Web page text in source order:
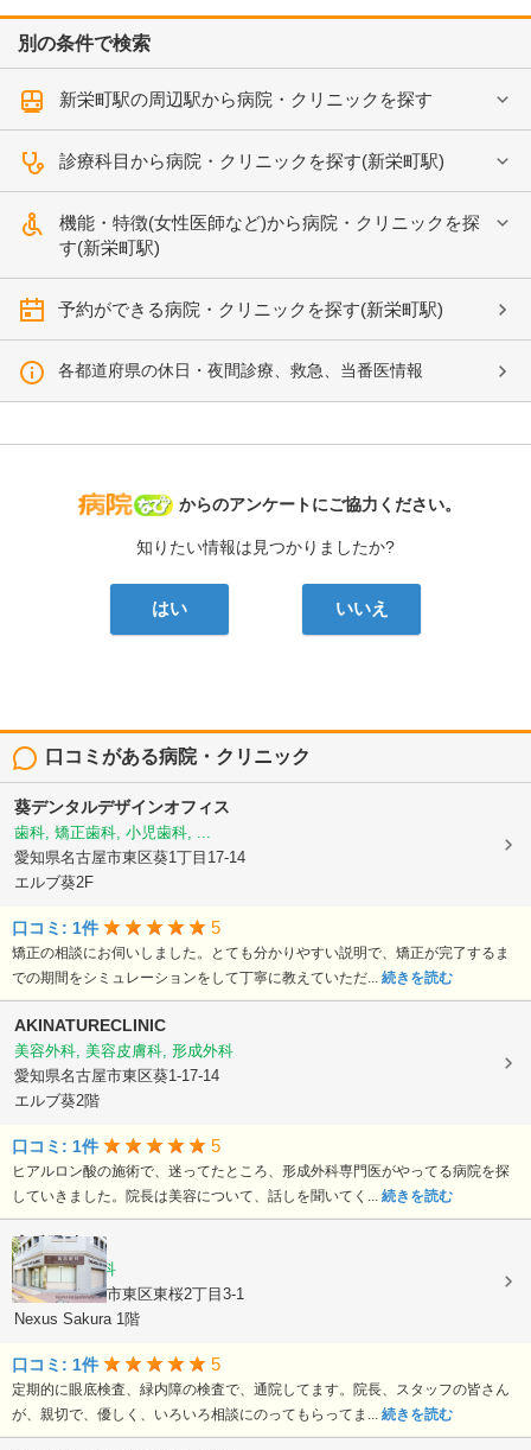
別の条件で検索
新栄町駅の周辺駅から病院・クリニックを探す
診療科目から病院・クリニックを探す(新栄町駅)
機能・特徴(女性医師など)から病院・クリニックを探
す(新栄町駅)
予約ができる病院・クリニックを探す(新栄町駅)
各都道府県の休日・夜間診療、救急、当番医情報
病院なび
からのアンケートにご協力ください。
知りたい情報は見つかりましたか?
はい いいえ
口コミがある病院・クリニック
葵デンタルデザインオフィス
歯科, 矯正歯科, 小児歯科, ...
愛知県名古屋市東区葵1丁目17-14
エルブ葵2F
口コミ: 1件 5
矯正の相談にお伺いしました。とても分かりやすい説明で、矯正が完了するま
での期間をシミュレーションをして丁寧に教えていただ... 続きを読む
AKINATURECLINIC
美容外科, 美容皮膚科, 形成外科
愛知県名古屋市東区葵1-17-14
エルブ葵2階
口コミ: 1件 5
ヒアルロン酸の施術で、迷ってたところ、形成外科専門医がやってる病院を探
していきました。院長は美容について、話しを聞いてく... 続きを読む
高岳眼科
眼科, 小児眼科
愛知県名古屋市東区東桜2丁目3-1
Nexus Sakura 1階
口コミ: 1件 5
定期的に眼底検査、緑内障の検査で、通院してます。院長、スタッフの皆さん
が、親切で、優しく、いろいろ相談にのってもらってま... 続きを読む